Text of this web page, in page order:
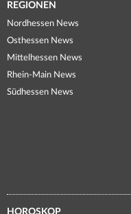
REGIONEN
Nordhessen News
Osthessen News
Mittelhessen News
Rhein-Main News
Südhessen News
HOROSKOP